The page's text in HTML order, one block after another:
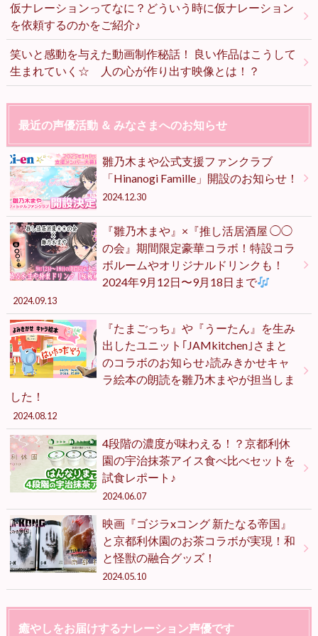
仮ナレーションってなに？どういう時に仮ナレーション
を依頼するのかをご紹介♪
笑いと感動を与えた動画制作秘話！ 良い作品はこうして
生まれていく☆ 人の心が作り出す映像とは！？
最近の声優活動 ＆ みなさまへのお知らせ
雛乃木まや公式支援ファンクラブ
「Hinanogi Famille」開設のお知らせ！
2024.12.30
『雛乃木まや』×『推し活居酒屋 ◯◯
の会』期間限定豪華コラボ！特設コラ
ボルームやオリジナルドリンクも！
2024年9月12日〜9月18日まで
2024.09.13
『たまごっち』や『うーたん』を生み
出したユニット｢JAMkitchen｣さまと
のコラボのお知らせ♪読みきかせキャ
ラ絵本の朗読を雛乃木まやが担当しま
した！
2024.08.12
4段階の濃度が味わえる！？京都利休
園の宇治抹茶アイス食べ比べセットを
試食レポート♪
2024.06.07
映画『ゴジラxコング 新たなる帝国』
と京都利休園のお茶コラボが実現！和
と怪獣の融合グッズ！
2024.05.10
癒やしをお届けするナレーション声優です